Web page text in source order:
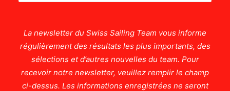
La newsletter du Swiss Sailing Team vous informe
régulièrement des résultats les plus importants, des
sélections et d’autres nouvelles du team. Pour
recevoir notre newsletter, veuillez remplir le champ
ci-dessus. Les informations enregistrées ne seront